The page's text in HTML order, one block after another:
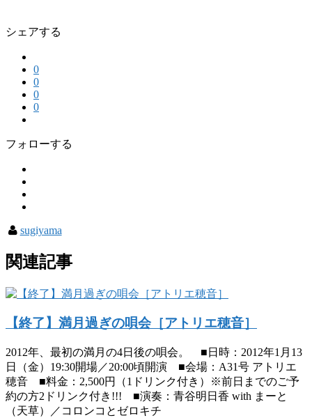
シェアする
0
0
0
0
フォローする
sugiyama
関連記事
【終了】満月過ぎの唄会［アトリエ穂音］
2012年、最初の満月の4日後の唄会。 ■日時：2012年1月13
日（金）19:30開場／20:00頃開演 ■会場：A31号 アトリエ
穂音 ■料金：2,500円（1ドリンク付き）※前日までのご予
約の方2ドリンク付き!!! ■演奏：青谷明日香 with まーと
（天草）／コロンコとゼロキチ